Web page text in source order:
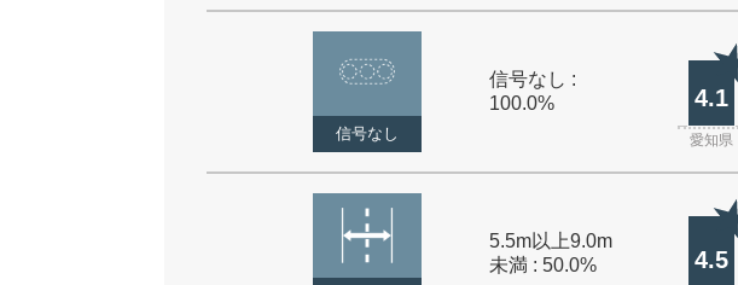
信号なし
信号なし :
100.0%
4.1
愛知県
5.5m以上9.0m
未満 : 50.0%
4.5